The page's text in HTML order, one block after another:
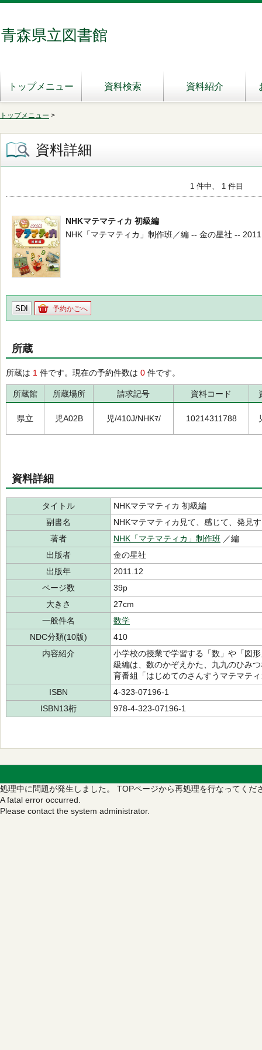
青森県立図書館
トップメニュー 資料検索 資料紹介
トップメニュー >
資料詳細
1 件中、 1 件目
NHKマテマティカ 初級編
NHK「マテマティカ」制作班／編 -- 金の星社 --
SDI 予約かごへ
所蔵
所蔵は 1 件です。現在の予約件数は 0 件です。
所蔵館 所蔵場所 請求記号 資料コード
県立 児A02B 児/410J/NHKﾏ/ 10214311788
資料詳細
タイトル
NHKマテマティカ 初級編
副書名
NHKマテマティカ見て、感じて、発見
著者
NHK「マテマティカ」制作班 ／編
出版者
金の星社
出版年
2011.12
ページ数
39p
大きさ
27cm
一般件名
数学
NDC分類(10版)
410
内容紹介
小学校の授業で学習する「数」や「図
級編は、数のかぞえかた、九九のひみ
育番組「はじめてのさんすうマテマテ
ISBN
4-323-07196-1
ISBN13桁
978-4-323-07196-1
処理中に問題が発生しました。 TOPページから再処理を行なってくだ
A fatal error occurred.
Please contact the system administrator.